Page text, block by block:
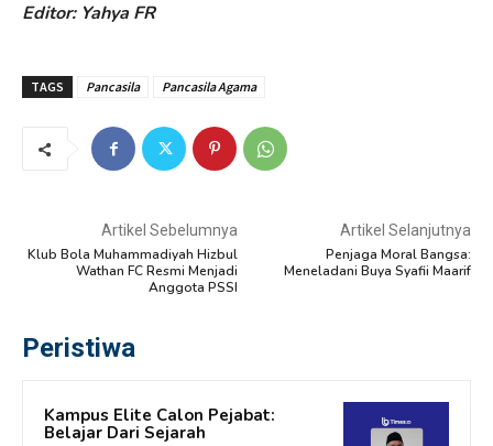
Editor: Yahya FR
TAGS Pancasila Pancasila Agama
Artikel Sebelumnya
Klub Bola Muhammadiyah Hizbul
Wathan FC Resmi Menjadi
Anggota PSSI
Artikel Selanjutnya
Penjaga Moral Bangsa:
Meneladani Buya Syafii Maarif
Peristiwa
Kampus Elite Calon Pejabat:
Belajar Dari Sejarah